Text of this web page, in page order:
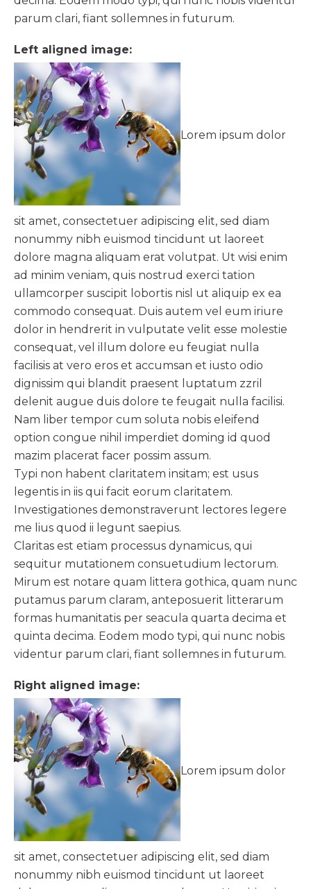
parum clari, fiant sollemnes in futurum.
Left aligned image:
Lorem ipsum dolor
sit amet, consectetuer adipiscing elit, sed diam
nonummy nibh euismod tincidunt ut laoreet
dolore magna aliquam erat volutpat. Ut wisi enim
ad minim veniam, quis nostrud exerci tation
ullamcorper suscipit lobortis nisl ut aliquip ex ea
commodo consequat. Duis autem vel eum iriure
dolor in hendrerit in vulputate velit esse molestie
consequat, vel illum dolore eu feugiat nulla
facilisis at vero eros et accumsan et iusto odio
dignissim qui blandit praesent luptatum zzril
delenit augue duis dolore te feugait nulla facilisi.
Nam liber tempor cum soluta nobis eleifend
option congue nihil imperdiet doming id quod
mazim placerat facer possim assum.
Typi non habent claritatem insitam; est usus
legentis in iis qui facit eorum claritatem.
Investigationes demonstraverunt lectores legere
me lius quod ii legunt saepius.
Claritas est etiam processus dynamicus, qui
sequitur mutationem consuetudium lectorum.
Mirum est notare quam littera gothica, quam nunc
putamus parum claram, anteposuerit litterarum
formas humanitatis per seacula quarta decima et
quinta decima. Eodem modo typi, qui nunc nobis
videntur parum clari, fiant sollemnes in futurum.
Right aligned image:
Lorem ipsum dolor
sit amet, consectetuer adipiscing elit, sed diam
nonummy nibh euismod tincidunt ut laoreet